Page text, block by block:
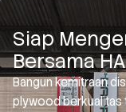
Siap
Bersama
Bangun kemitraan
plywood berkualitas